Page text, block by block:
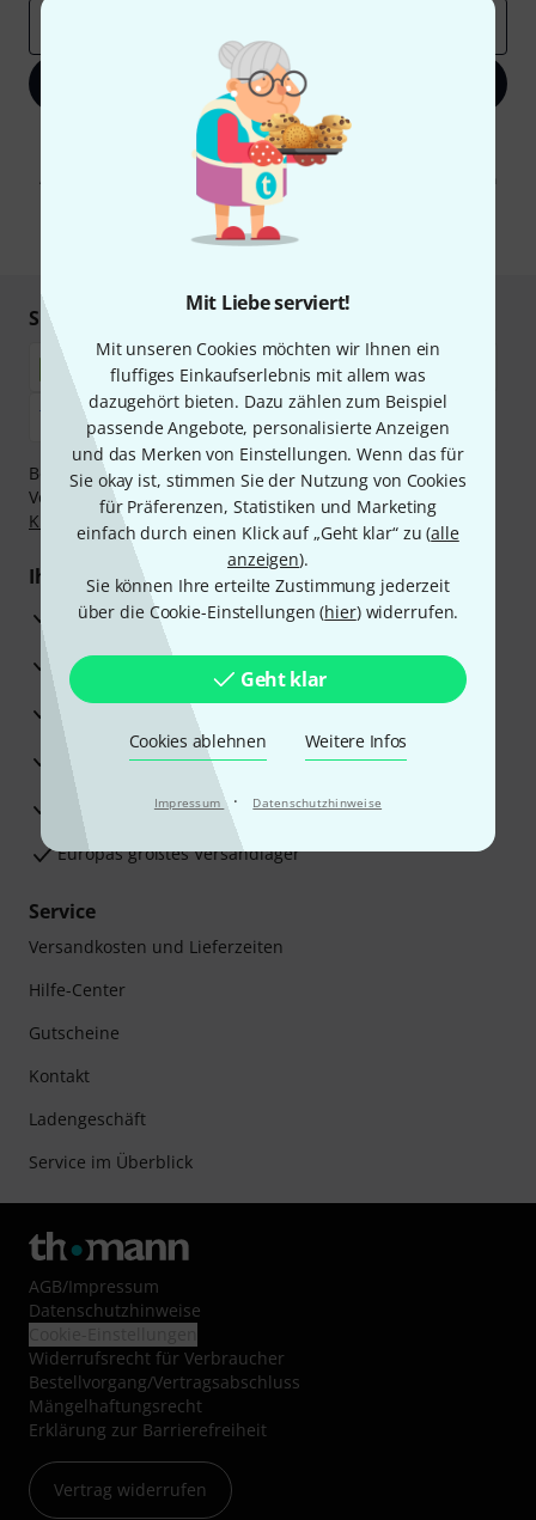
Mit Liebe serviert!
Mit unseren Cookies möchten wir Ihnen ein
fluffiges Einkaufserlebnis mit allem was
dazugehört bieten. Dazu zählen zum Beispiel
passende Angebote, personalisierte Anzeigen
und das Merken von Einstellungen. Wenn das für
Sie okay ist, stimmen Sie der Nutzung von Cookies
für Präferenzen, Statistiken und Marketing
einfach durch einen Klick auf „Geht klar“ zu (alle
anzeigen).
Sie können Ihre erteilte Zustimmung jederzeit
über die Cookie-Einstellungen (hier) widerrufen.
Geht klar
Cookies ablehnen Weitere Infos
Impressum · Datenschutzhinweise
Jetzt anmelden
Mit Klick auf „Jetzt anmelden“ stimmen Sie dem Erhalt von E-Mail-
Werbung und einer Messung des E-Mail-Nutzungsverhaltens zu. Die
Abmeldung ist jederzeit möglich. Weitere Informationen finden Sie in
unseren
Datenschutzhinweisen
* Pflichtfeld
Sicher einkaufen & bezahlen
Bezahlen Sie vertraulich und sicher per Nachnahme,
Vorkasse, PayPal, Amazon Pay, Klarna Sofort bezahlen
Klarna Ratenzahlungoder Kreditkarte.
Ihre Vorteile
3 Jahre Thomann Garantie
30 Tage Money-Back-Garantie
Reparaturservice
Beratung durch Fachexperten
Zufriedenheitsgarantie
Europas größtes Versandlager
Service
Versandkosten und Lieferzeiten
Hilfe-Center
Gutscheine
Kontakt
Ladengeschäft
Service im Überblick
AGB/Impressum
Datenschutzhinweise
Widerrufsrecht für Verbraucher
Bestellvorgang/Vertragsabschluss
Mängelhaftungsrecht
Erklärung zur Barrierefreiheit
Vertrag widerrufen